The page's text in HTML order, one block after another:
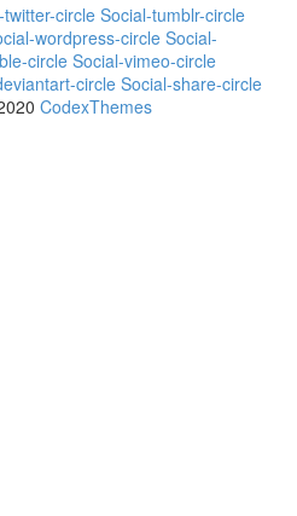
circle Social-tumblr-circle
wordpress-circle Social-
circle Social-vimeo-circle
circle Social-share-circle
CodexThemes